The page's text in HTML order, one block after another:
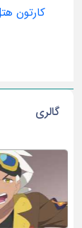
کارتون
گالری